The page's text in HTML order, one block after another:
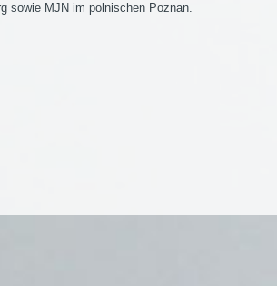
sowie MJN im polnischen Poznan.